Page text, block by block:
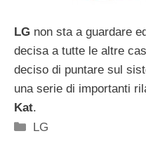
LG non sta a guardare
decisa a tutte le altre
deciso di puntare sul
una serie di importanti
Kat.
Categorie
LG